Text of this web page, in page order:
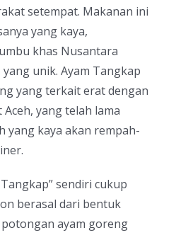
setempat. Makanan ini
yang kaya,
khas Nusantara
unik. Ayam Tangkap
yang terkait erat dengan
yang telah lama
yang kaya akan rempah-
sendiri cukup
berasal dari bentuk
ayam goreng